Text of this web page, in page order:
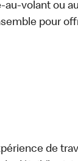
au-volant ou
pour
de